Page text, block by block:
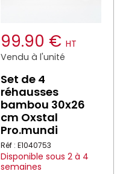
99.90 € HT
Vendu à l'unité
Set de 4
réhausses
bambou 30x26
cm Oxstal
Pro.mundi
Réf : E1040753
Disponible sous 2 à 4
semaines